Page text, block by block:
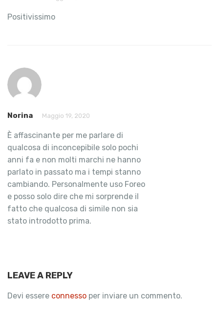
Positivissimo
Norina Maggio 19, 2020
È affascinante per me parlare di
qualcosa di inconcepibile solo pochi
anni fa e non molti marchi ne hanno
parlato in passato ma i tempi stanno
cambiando. Personalmente uso Foreo
e posso solo dire che mi sorprende il
fatto che qualcosa di simile non sia
stato introdotto prima.
LEAVE A REPLY
Devi essere connesso per inviare un commento.